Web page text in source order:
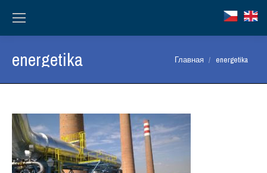
energetika Вы здесь:
Главная energetika